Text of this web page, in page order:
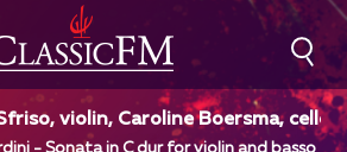
violin, Caroline Boersma, cello
- Sonata in C dur for violin and basso - 1